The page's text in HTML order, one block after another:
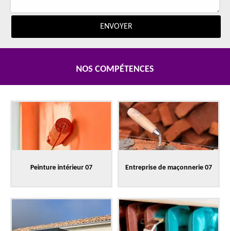
NOS COMPÉTENCES
Peinture intérieur 07 Entreprise de maçonnerie 07